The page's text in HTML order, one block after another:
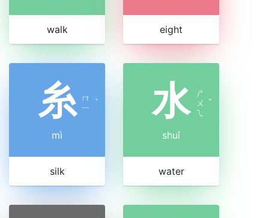
walk eight
糸 ㄇ
ㄧ ˋ
mì
silk
水 ㄕ
ㄨ
ㄟ
ˇ
shuǐ
water